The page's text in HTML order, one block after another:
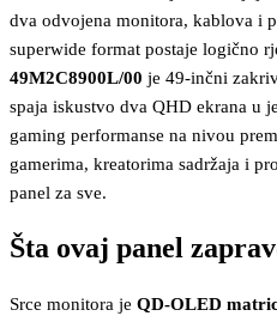
dva odvojena monitora, kablova i
superwide format postaje logično
49M2C8900L/00 je 49-inčni
spaja iskustvo dva QHD ekrana u
gaming performanse na nivou
gamerima, kreatorima sadržaja i
panel za sve.
Šta ovaj panel
Srce monitora je QD-OLED